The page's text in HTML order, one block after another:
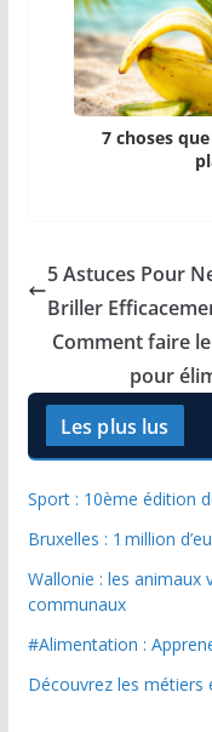
7 choses
5 Astuces Pour
Briller
Comment faire
pour
Les plus lus
Sport : 10ème édition
Bruxelles : 1 million
Wallonie : les animaux
communaux
#Alimentation :
Découvrez les métiers